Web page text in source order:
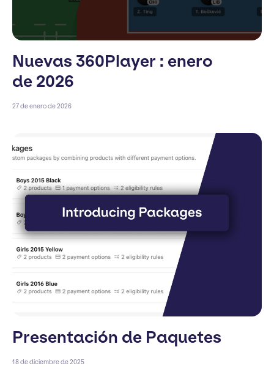
Nuevas 360Player : enero
de 2026
27 de enero de 2026
Presentación de Paquetes
18 de diciembre de 2025